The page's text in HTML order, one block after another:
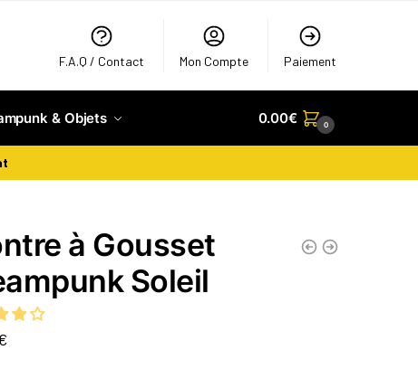
F.A.Q / Contact Mon Compte Paiement
& Objets 0.00€ 0
à Gousset
Soleil